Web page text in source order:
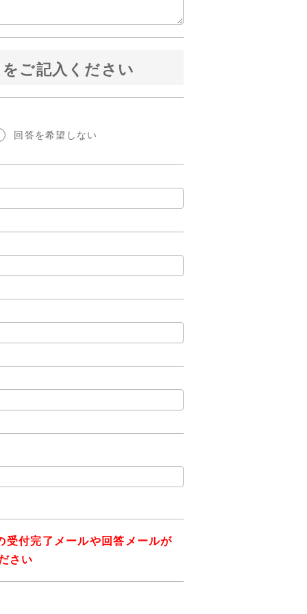
ご記入ください
回答を希望しない
受付完了メールや回答メールが
さい